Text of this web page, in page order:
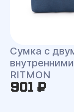
Сумка с
RITMON
901 ₽